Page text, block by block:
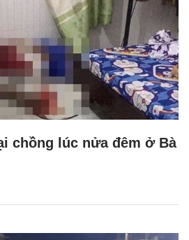
chồng lúc nửa đêm ở Bà